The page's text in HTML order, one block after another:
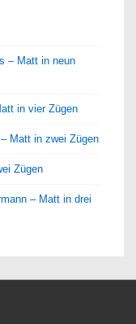
– Matt in neun
in vier Zügen
Matt in zwei Zügen
Zügen
– Matt in drei